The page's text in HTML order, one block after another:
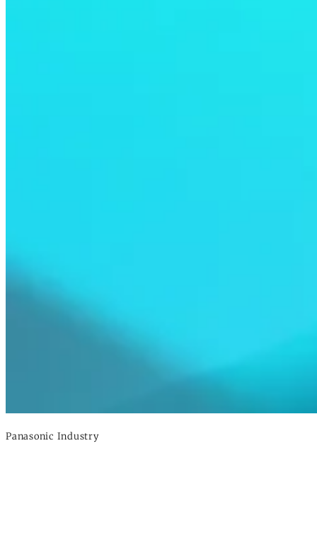
Panasonic Industry